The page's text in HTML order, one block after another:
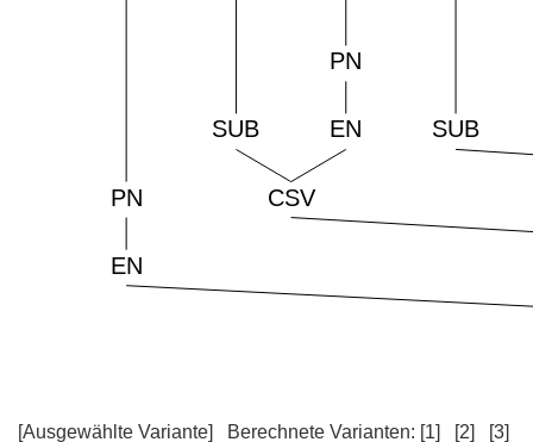
[Ausgewählte Variante] Berechnete Varianten: [1] [2]
[3]